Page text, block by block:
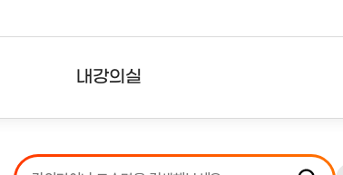
내강의실
강의리스트